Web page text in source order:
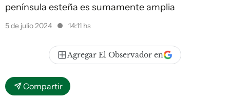
península esteña es sumamente amplia
5 de julio 2024 14:11 hs
Agregar El Observador en
Compartir